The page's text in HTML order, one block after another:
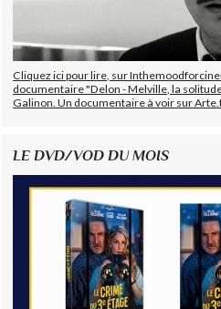
Cliquez ici pour lire, sur
documentaire "Delon - Melville, la
Galinon. Un documentaire à voir sur
LE DVD/VOD DU MOIS